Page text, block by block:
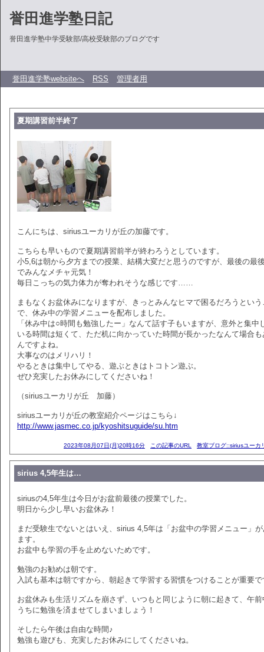
誉田進学塾日記
誉田進学塾中学受験部/高校受験部のブログです
誉田進学塾websiteへ RSS 管理者用
夏期講習前半終了
こんにちは、siriusユーカリが丘の加藤です。
こちらも早いもので夏期講習前半が終わろうとしています。
小5,6は朝から夕方までの授業、結構大変だと思うのですが、最後の最
でみんなメチャ元気！
毎日こっちの気力体力が奪われそうな感じです……
まもなくお盆休みになりますが、きっとみんなヒマで困るだろうという
で、休み中の学習メニューを配布しました。
「休み中は○時間も勉強したー」なんて話す子もいますが、意外と集中
いる時間は短くて、ただ机に向かっていた時間が長かったなんて場合も
んですよね。
大事なのはメリハリ！
やるときは集中してやる、遊ぶときはトコトン遊ぶ。
ぜひ充実したお休みにしてくださいね！
（siriusユーカリが丘 加藤）
siriusユーカリが丘の教室紹介ページはこちら↓
http://www.jasmec.co.jp/kyoshitsuguide/su.htm
2023年08月07日(月)20時16分 この記事のURL 教室ブログ::siriusユーカ
sirius 4,5年生は…
siriusの4,5年生は今日がお盆前最後の授業でした。
明日から少し早いお盆休み！
まだ受験生でないとはいえ、sirius 4,5年は「お盆中の学習メニュー」
ます。
お盆中も学習の手を止めないためです。
勉強のお勧めは朝です。
入試も基本は朝ですから、朝起きて学習する習慣をつけることが重要で
お盆休みも生活リズムを崩さず、いつもと同じように朝に起きて、午前
うちに勉強を済ませてしまいましょう！
そしたら午後は自由な時間♪
勉強も遊びも、充実したお休みにしてくださいね。